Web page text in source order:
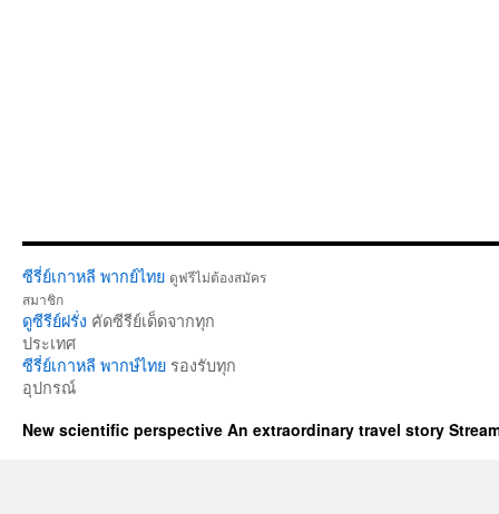
ซีรี่ย์เกาหลี พากย์ไทย ดูฟรีไม่ต้องสมัคร
สมาชิก
ดูซีรีย์ฝรั่ง คัดซีรีย์เด็ดจากทุก
ประเทศ
ซีรี่ย์เกาหลี พากษ์ไทย รองรับทุก
อุปกรณ์
New scientific perspective An extraordinary travel story